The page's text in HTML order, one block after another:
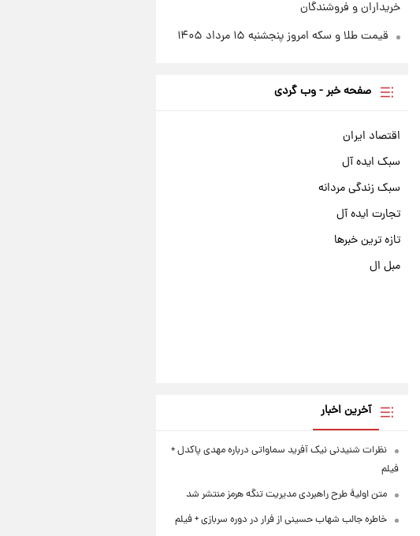
خریداران و فروشندگان
قیمت طلا و سکه امروز پنجشنبه ۱۵ مرداد ۱۴۰۵
صفحه خبر - وب گردی
اقتصاد ایران
سبک ایده آل
سبک زندگی مردانه
تجارت ایده آل
تازه ترین خبرها
مبل ال
آخرین اخبار
نظرات شنیدنی نیک آفرید سماواتی درباره مهدی پاکدل +
فیلم
متن اولیۀ طرح راهبردی مدیریت تنگه هرمز منتشر شد
خاطره جالب شهاب حسینی از فرار در دوره سربازی + فیلم